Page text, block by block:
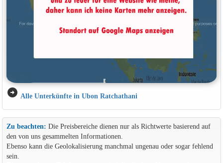
arrow_circle_right Alle Unterkünfte in Ubon Ratchathani
Zu beachten: Die Preisbereiche dienen nur als Richtwerte basierend auf
den von uns gesammelten Informationen.
Ebenso kann die Geolokalisierung manchmal ungenau oder sogar fehlend
sein.